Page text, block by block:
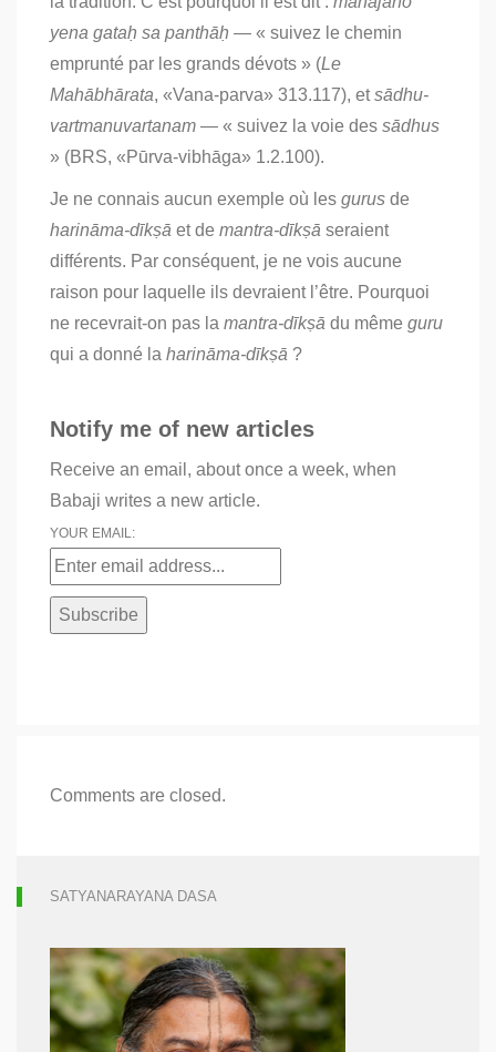
yena gataḥ sa panthāḥ — « suivez le chemin
emprunté par les grands dévots » (Le
Mahābhārata, «Vana-parva» 313.117), etsādhu-
vartmanuvartanam — « suivez la voie des sādhus
» (BRS, «Pūrva-vibhāga» 1.2.100).
Je ne connais aucun exemple où les gurus de
harināma-dīkṣā et de mantra-dīkṣā seraient
différents. Par conséquent, je ne vois aucune
raison pour laquelle ils devraient l’être. Pourquoi
ne recevrait-on pas la mantra-dīkṣā du même guru
qui a donné la harināma-dīkṣā ?
Notify me of new articles
Receive an email, about once a week, when
Babaji writes a new article.
YOUR EMAIL:
Comments are closed.
SATYANARAYANA DASA